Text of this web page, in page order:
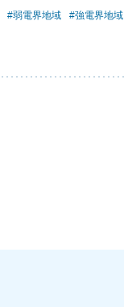
弱電界地域
強電界地域